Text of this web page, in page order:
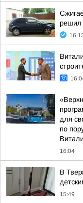
решил
для
по
16:04
В
15:49